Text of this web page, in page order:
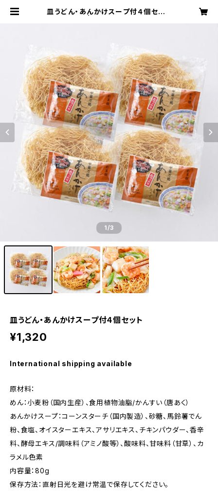
皿うどん・あんかけスープ付４個セット
1/3
皿うどん・あんかけスープ付４個セット
¥1,320
International shipping available
原材料：
めん：小麦粉（国内生産）、食用植物油脂/かんすい（唐あく）
あんかけスープ：コーンスターチ（国内製造）、砂糖、馬鈴薯でん
粉、食塩、オイスターエキス、アサリエキス、チキンパウダー、香辛
料、酵母エキス/調味料（アミノ酸等）、酸味料、甘味料（甘草）、カ
ラメル色素
内容量：80g
保存方法：直射日光を避け常温で保存してください。